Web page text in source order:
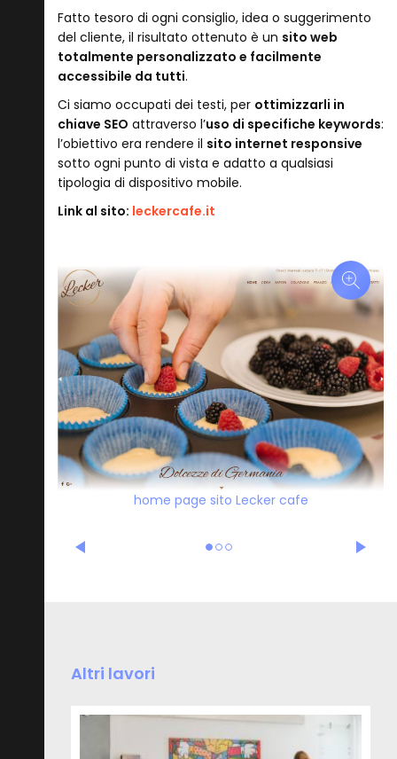
Fatto tesoro di ogni consiglio, idea o suggerimento
del cliente, il risultato ottenuto è un sito web
totalmente personalizzato e facilmente
accessibile da tutti.
Ci siamo occupati dei testi, per ottimizzarli in
chiave SEO attraverso l’uso di specifiche keywords:
l’obiettivo era rendere il sito internet responsive
sotto ogni punto di vista e adatto a qualsiasi
tipologia di dispositivo mobile.
Link al sito: leckercafe.it
home page sito Lecker cafe
Altri lavori